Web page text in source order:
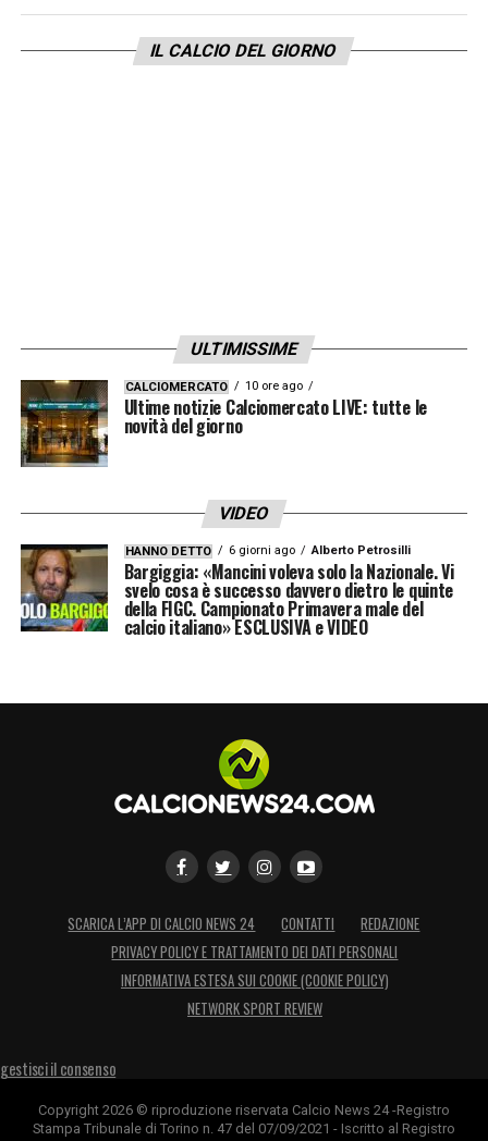
IL CALCIO DEL GIORNO
ULTIMISSIME
CALCIOMERCATO 10 ore ago
Ultime notizie Calciomercato LIVE: tutte le
novità del giorno
VIDEO
HANNO DETTO 6 giorni ago Alberto Petrosilli
Bargiggia: «Mancini voleva solo la Nazionale. Vi
svelo cosa è successo davvero dietro le quinte
della FIGC. Campionato Primavera male del
calcio italiano» ESCLUSIVA e VIDEO
SCARICA L’APP DI CALCIO NEWS 24 CONTATTI
REDAZIONE
PRIVACY POLICY E TRATTAMENTO DEI DATI PERSONALI
INFORMATIVA ESTESA SUI COOKIE (COOKIE POLICY)
NETWORK SPORT REVIEW
gestisci il consenso
Copyright 2026 © riproduzione riservata Calcio News 24 -Registro
Stampa Tribunale di Torino n. 47 del 07/09/2021 - Iscritto al Registro